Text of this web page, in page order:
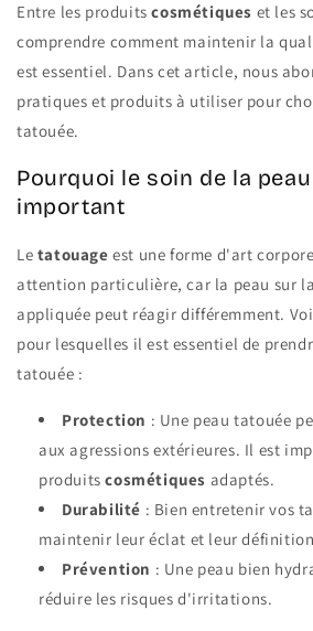
Entre les produitscosmétiques et les
comprendre comment maintenir la
est essentiel. Dans cet article, nous
pratiques et produits à utiliser pour
tatouée.
Pourquoi le soin de la
important
Le tatouage est une forme d'art
attention particulière, car la peau sur
appliquée peut réagir différemment.
pour lesquelles il est essentiel de
tatouée :
Protection : Une peau tatouée
aux agressions extérieures. Il est
produitscosmétiques adaptés.
Durabilité : Bien entretenir vos
maintenir leur éclat et leur
Prévention : Une peau bien
réduire les risques d'irritations.